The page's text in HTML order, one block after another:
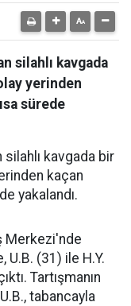
silahlı kavgada
yerinden
sürede
silahlı kavgada bir
kaçan
yakalandı.
Merkezi'nde
U.B. (31) ile H.Y.
Tartışmanın
tabancayla